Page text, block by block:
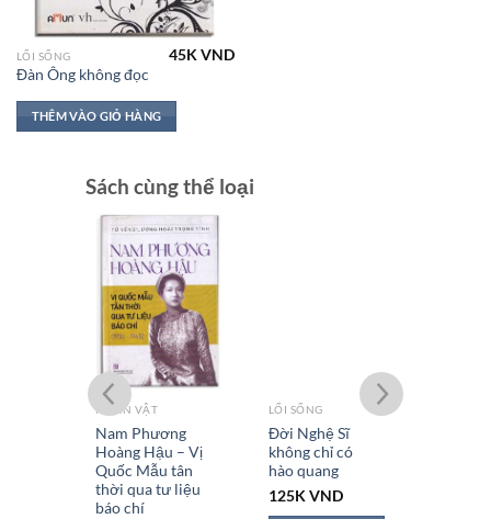
LỐI SỐNG
Đàn Ông không đọc
45KVND
THÊM VÀO GIỎ HÀNG
Sách cùng thể loại
NHÂN VẬT
Nam Phương
Hoàng Hậu – Vị
Quốc Mẫu tân
thời qua tư liệu
báo chí
LỐI SỐNG
Đời Nghệ Sĩ
không chỉ có
hào quang
125KVND